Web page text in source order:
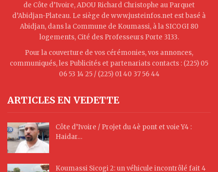
de Côte d’Ivoire, ADOU Richard Christophe au Parquet
d’Abidjan-Plateau. Le siège de www.justeinfos.net est basé à
Abidjan, dans la Commune de Koumassi, à la SICOGI 80
logements, Cité des Professeurs Porte 3133.
Pour la couverture de vos cérémonies, vos annonces,
communiqués, les Publicités et partenariats contacts : (225) 05
06 53 14 25 / (225) 01 40 37 56 44
ARTICLES EN VEDETTE
Côte d’Ivoire / Projet du 4è pont et voie Y4 :
Haidar…
Koumassi Sicogi 2: un véhicule incontrôlé fait 4